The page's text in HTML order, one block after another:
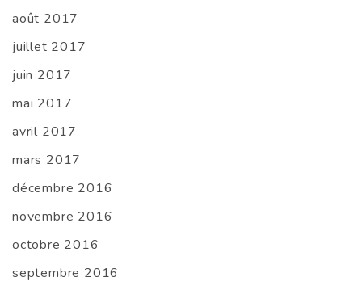
août 2017
juillet 2017
juin 2017
mai 2017
avril 2017
mars 2017
décembre 2016
novembre 2016
octobre 2016
septembre 2016